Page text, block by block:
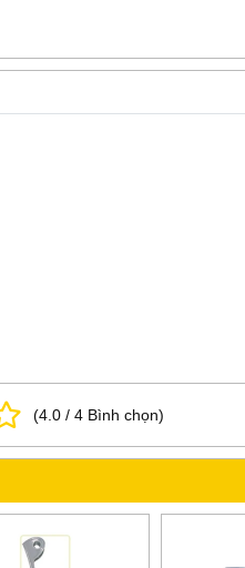
(4.0 / 4 Bình chọn)